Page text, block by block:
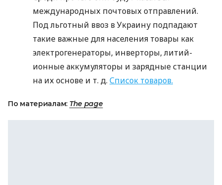
международных почтовых отправлений.
Под льготный ввоз в Украину подпадают
такие важные для населения товары как
электрогенераторы, инверторы, литий-
ионные аккумуляторы и зарядные станции
на их основе и т. д. Список товаров.
По материалам: The page